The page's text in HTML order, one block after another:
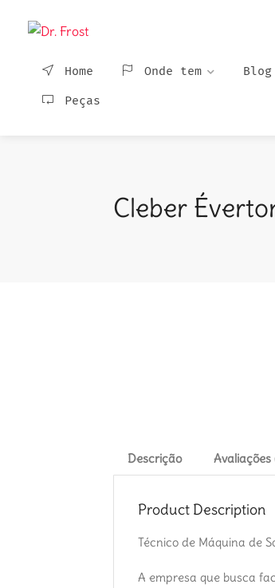
Home Onde tem Blog
Peças
Cleber
Descrição Avaliações
Product Description
Técnico de Máquina de
A empresa que busca